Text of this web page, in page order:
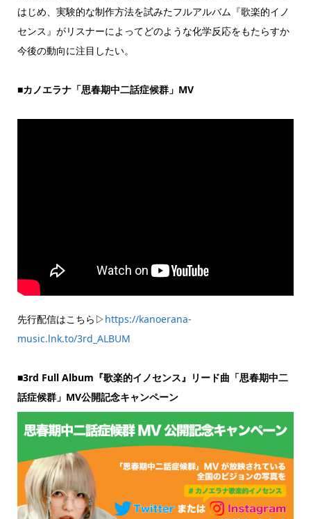
はじめ、実験的な制作方法を試みたフルアルバム『歌楽的イノ
センス』がリスナーによってどのような化学反応をもたらすか
今後の動向に注目したい。
■カノエラナ「思春期中二話症候群」MV
先行配信はこちら▷ https://kanoerana-
music.lnk.to/3rd_ALBUM
■3rd Full Album『歌楽的イノセンス』リード曲「思春期中二
話症候群」MV公開記念キャンペーン